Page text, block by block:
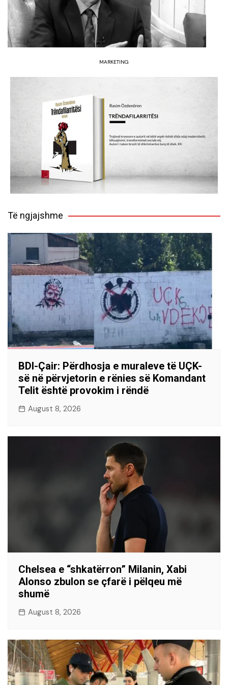
MARKETING
Të ngjajshme
BDI-Çair: Përdhosja e muraleve të UÇK-
së në përvjetorin e rënies së Komandant
Telit është provokim i rëndë
August 8, 2026
Chelsea e “shkatërron” Milanin, Xabi
Alonso zbulon se çfarë i pëlqeu më
shumë
August 8, 2026